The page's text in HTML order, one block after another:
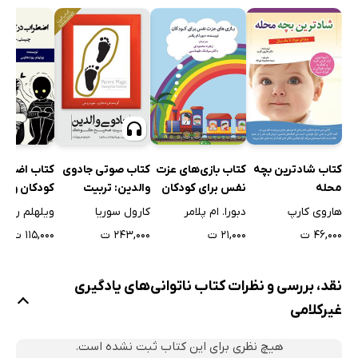
مشکلات آکادمیکی
اختلالات دیگر
خلاصه
فصل ششم: سندرم آسپرگر و ناتوانی یادگیری غیرکلامی
پژوهش
دیدگاه‌های بالینی
خلاصه
فصل هفتم: شرایط لازم برای دریافت خدمات ویژه، غربال و
ارزیابی
واجد شرایط بودن: ناتوانی یادگیری خاص
واجد شرایط بودن: اختلال هیجانی شدید
بخش 504
کتاب شادترین بچه
محله
هاروی کارپ
۴۶,۰۰۰ ت
کتاب بازی‌های عزت
نفس برای کودکان
دبورا. ام پلامر
۲۱,۰۰۰ ت
کتاب صوتی جادوی
والدین: تربیت
صحیح کودک
کارول سوریا
۲۴۳,۰۰۰ ت
کتاب
کودکان و
ویلهلم
۱۱۵,۰۰۰ ت
نقد، بررسی و نظرات کتاب ناتوانی‌های یادگیری
غیرکلامی
هیچ نظری برای این کتاب ثبت نشده است.